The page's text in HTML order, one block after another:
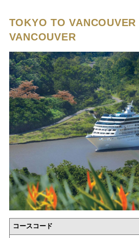
TOKYO TO VANCOUVER
VANCOUVER
コースコード